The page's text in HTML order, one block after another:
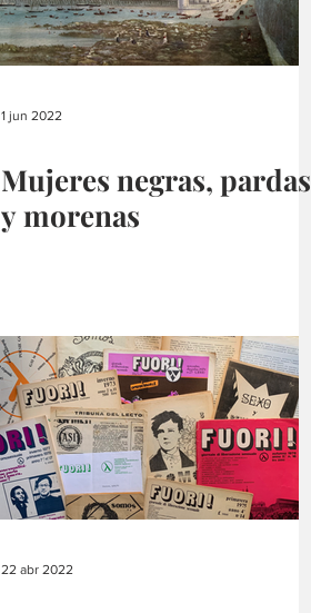
1 jun 2022
Mujeres negras, pardas
y morenas
22 abr 2022